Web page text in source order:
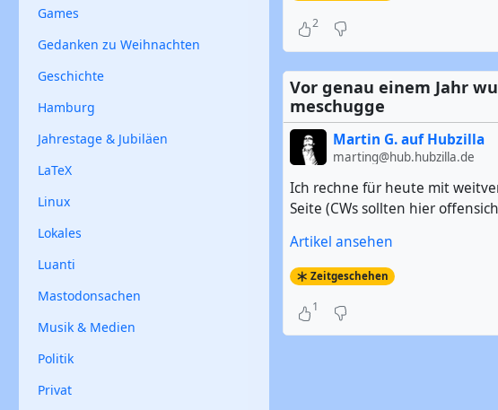
Games
Gedanken zu Weihnachten
Geschichte
Hamburg
Jahrestage & Jubiläen
LaTeX
Linux
Lokales
Luanti
Mastodonsachen
Musik & Medien
Politik
Privat
2
Vor genau einem Jahr
meschugge
Martin G. auf Hubzilla
marting@hub.hubzilla.de
Ich rechne für heute mit
Seite (CWs sollten hier
Artikel ansehen
Zeitgeschehen
1